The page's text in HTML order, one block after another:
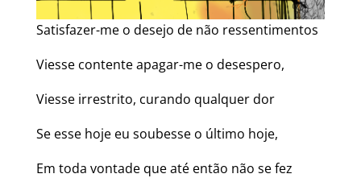
Satisfazer-me o desejo de não ressentimentos
Viesse contente apagar-me o desespero,
Viesse irrestrito, curando qualquer dor
Se esse hoje eu soubesse o último hoje,
Em toda vontade que até então não se fez